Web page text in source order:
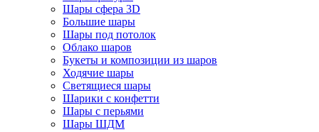
Шары сфера 3D
Большие шары
Шары под потолок
Облако шаров
Букеты и композиции из шаров
Ходячие шары
Светящиеся шары
Шарики с конфетти
Шары с перьями
Шары ШДМ